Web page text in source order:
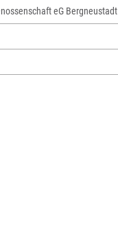
eG Bergneustadt